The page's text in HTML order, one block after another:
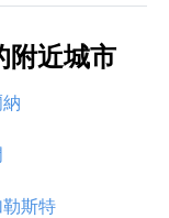
附近城市
斯特